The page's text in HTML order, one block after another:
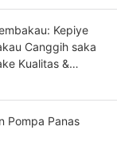
Kepiye
Canggih saka
Kualitas &
Pompa Panas